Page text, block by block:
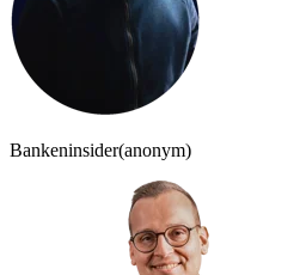
Bankeninsider(anonym)